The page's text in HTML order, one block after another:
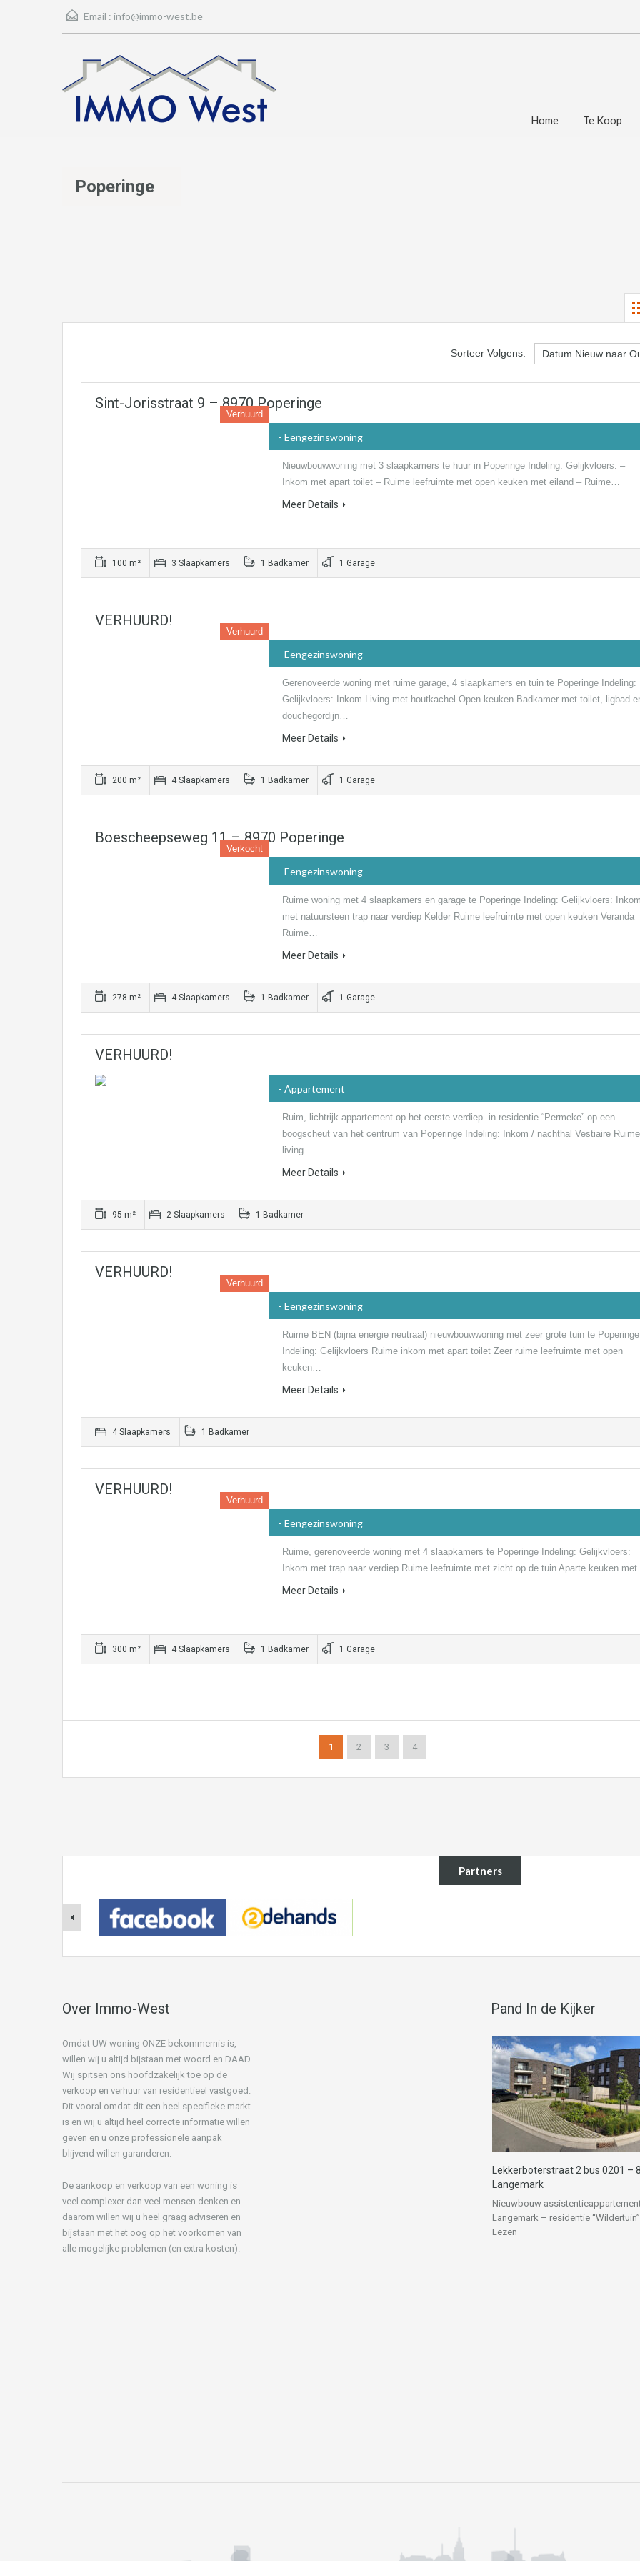
Email : info@immo-west.be
Home Te Koop
Poperinge
Sorteer Volgens:
Sint-Jorisstraat 9 – 8970 Poperinge
Verhuurd
- Eengezinswoning
Nieuwbouwwoning met 3 slaapkamers te huur in Poperinge Indeling: Gelijkvloers: –
Inkom met apart toilet – Ruime leefruimte met open keuken met eiland – Ruime…
Meer Details
100 m² 3 Slaapkamers 1 Badkamer 1 Garage
VERHUURD!
Verhuurd
- Eengezinswoning
Gerenoveerde woning met ruime garage, 4 slaapkamers en tuin te Poperinge Indeling:
Gelijkvloers: Inkom Living met houtkachel Open keuken Badkamer met toilet, ligbad
douchegordijn…
Meer Details
200 m² 4 Slaapkamers 1 Badkamer 1 Garage
Boescheepseweg 11 – 8970 Poperinge
Verkocht
- Eengezinswoning
Ruime woning met 4 slaapkamers en garage te Poperinge Indeling: Gelijkvloers:
met natuursteen trap naar verdiep Kelder Ruime leefruimte met open keuken Veranda
Ruime…
Meer Details
278 m² 4 Slaapkamers 1 Badkamer 1 Garage
VERHUURD!
- Appartement
Ruim, lichtrijk appartement op het eerste verdiep in residentie “Permeke” op een
boogscheut van het centrum van Poperinge Indeling: Inkom / nachthal Vestiaire Ruime
living…
Meer Details
95 m² 2 Slaapkamers 1 Badkamer
VERHUURD!
Verhuurd
- Eengezinswoning
Ruime BEN (bijna energie neutraal) nieuwbouwwoning met zeer grote tuin te Poperinge
Indeling: Gelijkvloers Ruime inkom met apart toilet Zeer ruime leefruimte met open
keuken…
Meer Details
4 Slaapkamers 1 Badkamer
VERHUURD!
Verhuurd
- Eengezinswoning
Ruime, gerenoveerde woning met 4 slaapkamers te Poperinge Indeling: Gelijkvloers:
Inkom met trap naar verdiep Ruime leefruimte met zicht op de tuin Aparte keuken
Meer Details
300 m² 4 Slaapkamers 1 Badkamer 1 Garage
1 2 3 4
Partners
Over Immo-West
Omdat UW woning ONZE bekommernis is,
willen wij u altijd bijstaan met woord en DAAD.
Wij spitsen ons hoofdzakelijk toe op de
verkoop en verhuur van residentieel vastgoed.
Dit vooral omdat dit een heel specifieke markt
is en wij u altijd heel correcte informatie willen
geven en u onze professionele aanpak
blijvend willen garanderen.
De aankoop en verkoop van een woning is
veel complexer dan veel mensen denken en
daarom willen wij u heel graag adviseren en
bijstaan met het oog op het voorkomen van
alle mogelijke problemen (en extra kosten).
Pand In de Kijker
Lekkerboterstraat 2 bus 0201 –
Langemark
Nieuwbouw
Langemark – residentie
Lezen